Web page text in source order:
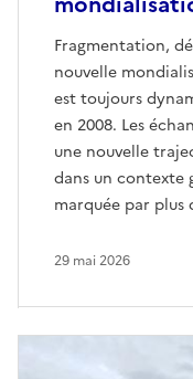
Fragmentation,
nouvelle
est toujours
en 2008. Les
une nouvelle
dans un contexte
marquée par
29 mai 2026